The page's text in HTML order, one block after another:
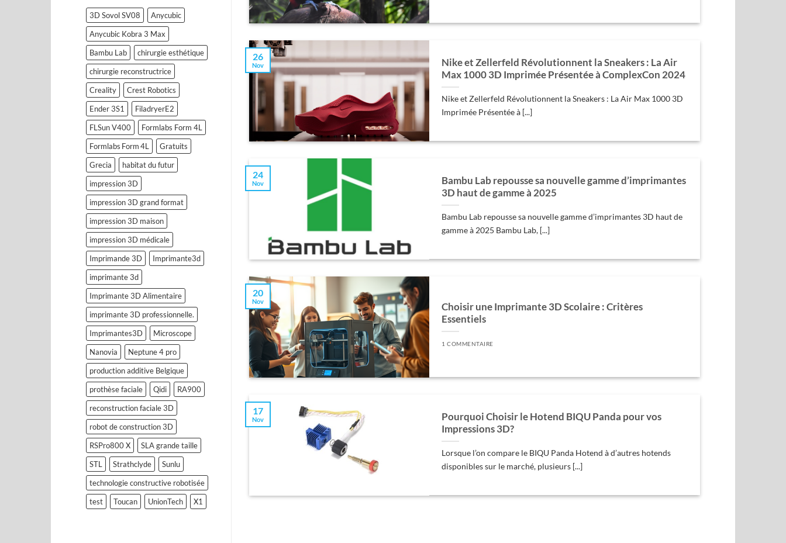
3D Sovol SV08
Anycubic
Anycubic Kobra 3 Max
Bambu Lab
chirurgie esthétique
chirurgie reconstructrice
Creality
Crest Robotics
Ender 3S1
FiladryerE2
FLSun V400
Formlabs Form 4L
Formlabs Form 4L
Gratuits
Grecia
habitat du futur
impression 3D
impression 3D grand format
impression 3D maison
impression 3D médicale
Imprimande 3D
Imprimante3d
imprimante 3d
Imprimante 3D Alimentaire
imprimante 3D professionnelle.
Imprimantes3D
Microscope
Nanovia
Neptune 4 pro
production additive Belgique
prothèse faciale
Qidi
RA900
reconstruction faciale 3D
robot de construction 3D
RSPro800 X
SLA grande taille
STL
Strathclyde
Sunlu
technologie constructive robotisée
test
Toucan UnionTech X1
Nike et Zellerfeld Révolutionnent la Sneakers : La Air
Max 1000 3D Imprimée Présentée à ComplexCon 2024
Nike et Zellerfeld Révolutionnent la Sneakers : La Air Max 1000 3D
Imprimée Présentée à [...]
26
Nov
Bambu Lab repousse sa nouvelle gamme d’imprimantes
3D haut de gamme à 2025
Bambu Lab repousse sa nouvelle gamme d’imprimantes 3D haut de
gamme à 2025 Bambu Lab, [...]
24
Nov
Choisir une Imprimante 3D Scolaire : Critères
Essentiels
1 COMMENTAIRE
20
Nov
Pourquoi Choisir le Hotend BIQU Panda pour vos
Impressions 3D?
Lorsque l’on compare le BIQU Panda Hotend à d’autres hotends
disponibles sur le marché, plusieurs [...]
17
Nov